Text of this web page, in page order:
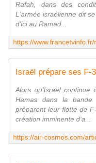
Rafah, dans des
L'armée israélienne dit
d'ici au Ramad...
Alors qu'Israël continue
Hamas dans la
préparent leur flotte de
création imminente d'a...